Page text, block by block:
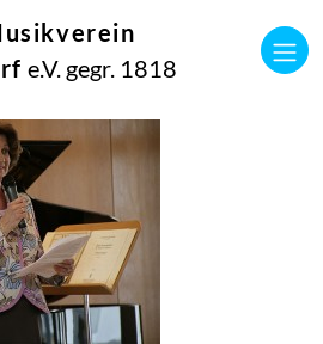
e.V. gegr. 1818